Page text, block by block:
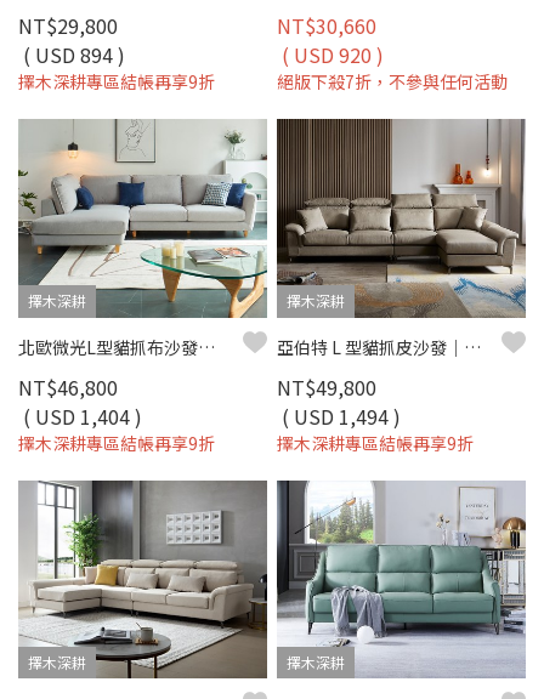
NT$29,800
( USD 894 )
擇木深耕專區結帳再享9折
NT$30,660
( USD 920 )
絕版下殺7折，不參與任何活動
擇木深耕
北歐微光L型貓抓布沙發｜比利時貓抓布 × 防潑水耐磨 × 可拆洗布套 × 左右型–擇木深耕
NT$46,800
( USD 1,404 )
擇木深耕專區結帳再享9折
擇木深耕
亞伯特 L 型貓抓皮沙發｜防刮耐磨 × 好清潔 × 穩定高支撐 – 擇木深耕
NT$49,800
( USD 1,494 )
擇木深耕專區結帳再享9折
擇木深耕 擇木深耕